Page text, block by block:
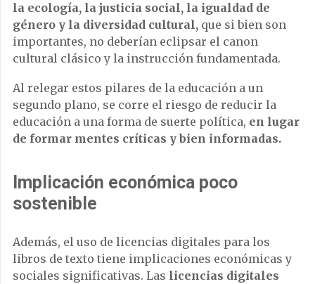
la ecología, la justicia social, la igualdad de
género y la diversidad cultural, que si bien son
importantes, no deberían eclipsar el canon
cultural clásico y la instrucción fundamentada.
Al relegar estos pilares de la educación a un
segundo plano, se corre el riesgo de reducir la
educación a una forma de suerte política, en lugar
de formar mentes críticas y bien informadas.
Implicación económica poco
sostenible
Además, el uso de licencias digitales para los
libros de texto tiene implicaciones económicas y
sociales significativas. Las licencias digitales